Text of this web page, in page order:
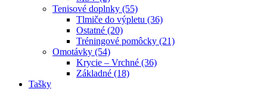
Tenisové doplnky (55)
Tlmiče do výpletu (36)
Ostatné (20)
Tréningové pomôcky (21)
Omotávky (54)
Krycie – Vrchné (36)
Základné (18)
Tašky